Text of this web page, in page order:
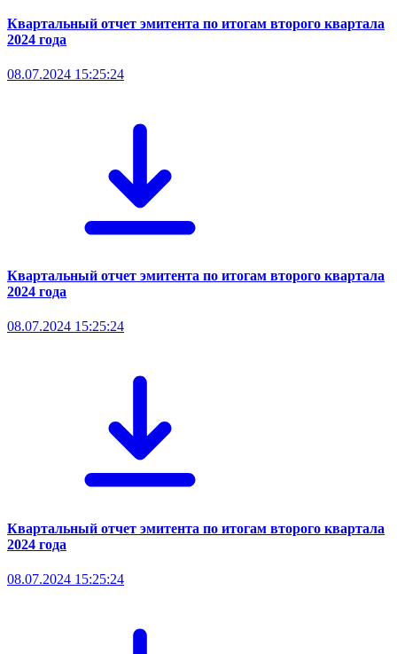
Квартальный отчет эмитента по итогам второго квартала
2024 года
08.07.2024 15:25:24
Квартальный отчет эмитента по итогам второго квартала
2024 года
08.07.2024 15:25:24
Квартальный отчет эмитента по итогам второго квартала
2024 года
08.07.2024 15:25:24